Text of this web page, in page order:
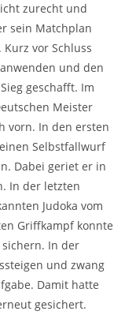
zurecht und
sein Matchplan
vor Schluss
und den
geschafft. Im
Meister
vorn. In den ersten
Selbstfallwurf
Dabei geriet er in
In der letzten
Judoka vom
Griffkampf konnte
sichern. In der
und zwang
Damit hatte
gesichert.